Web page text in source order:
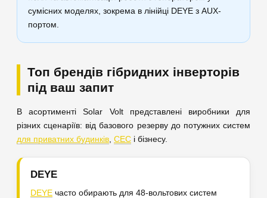
сумісних моделях, зокрема в лінійці DEYE з AUX-
портом.
Топ брендів гібридних інверторів
під ваш запит
В асортименті Solar Volt представлені виробники для
різних сценаріїв: від базового резерву до потужних систем
для приватних будинків СЕС і бізнесу.
DEYE
DEYE часто обирають для 48-вольтових систем